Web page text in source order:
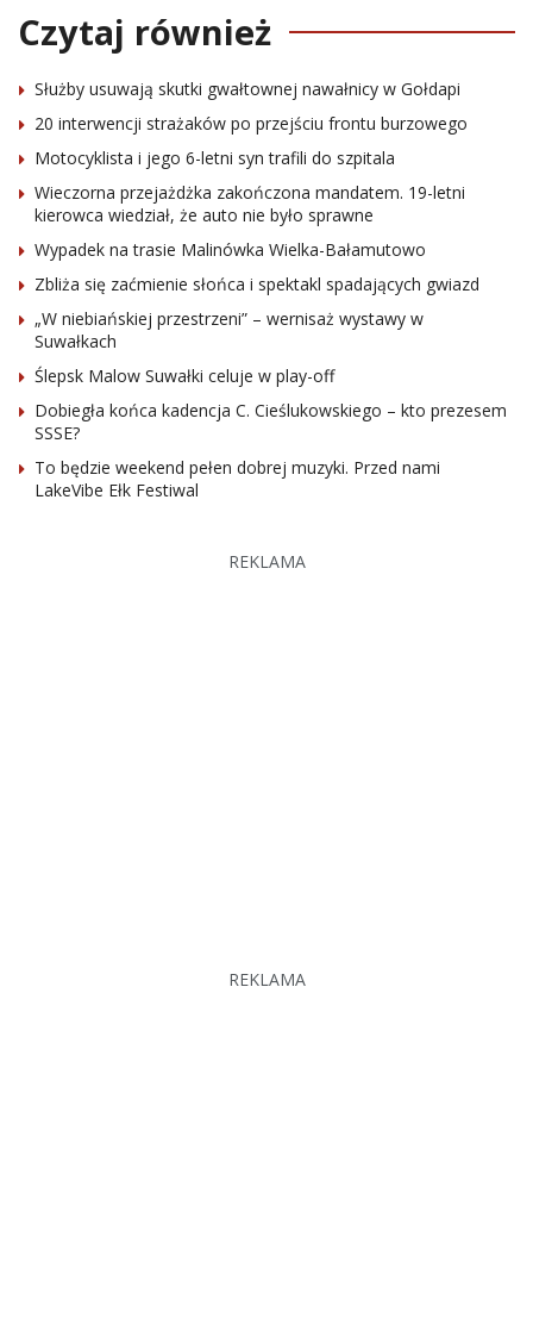
Czytaj również
Służby usuwają skutki gwałtownej nawałnicy w Gołdapi
20 interwencji strażaków po przejściu frontu burzowego
Motocyklista i jego 6-letni syn trafili do szpitala
Wieczorna przejażdżka zakończona mandatem. 19-letni
kierowca wiedział, że auto nie było sprawne
Wypadek na trasie Malinówka Wielka-Bałamutowo
Zbliża się zaćmienie słońca i spektakl spadających gwiazd
„W niebiańskiej przestrzeni” – wernisaż wystawy w
Suwałkach
Ślepsk Malow Suwałki celuje w play-off
Dobiegła końca kadencja C. Cieślukowskiego – kto prezesem
SSSE?
To będzie weekend pełen dobrej muzyki. Przed nami
LakeVibe Ełk Festiwal
REKLAMA
REKLAMA